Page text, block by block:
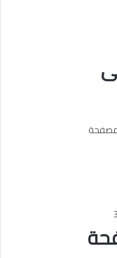
مصفحة